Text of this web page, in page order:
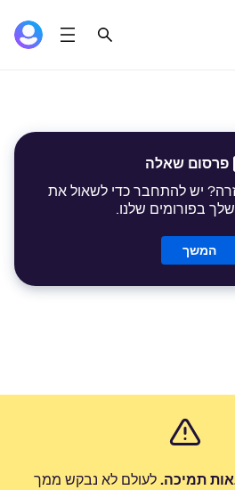
פרסום שאלה
יש להתחבר כדי לשאול את
בפורומים שלנו.
המשך
תמיכה. לעולם לא נבקש ממך